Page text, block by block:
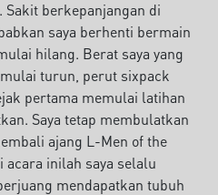
berkepanjangan di
saya berhenti bermain
hilang. Berat saya yang
turun, perut sixpack
pertama memulai latihan
Saya tetap membulatkan
ajang L-Men of the
acara inilah saya selalu
mendapatkan tubuh